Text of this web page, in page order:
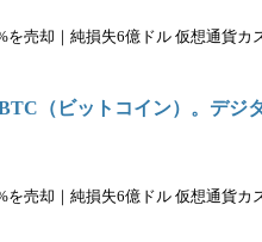
を売却｜純損失6億ドル 仮想通貨
（ビットコイン）。デジ
を売却｜純損失6億ドル 仮想通貨